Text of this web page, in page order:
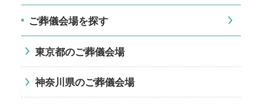
ご葬儀会場を探す
東京都のご葬儀会場
神奈川県のご葬儀会場